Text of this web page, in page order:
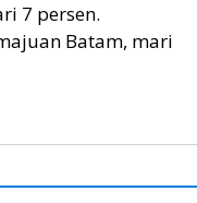
7 persen.
Batam, mari